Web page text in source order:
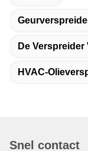
De
HVAC-
Snel contact